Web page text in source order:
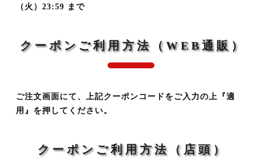
（火）23:59 まで
クーポンご利用方法（WEB通販）
ご注文画面にて、上記クーポンコードをご入力の上『適
用』を押してください。
クーポンご利用方法（店頭）